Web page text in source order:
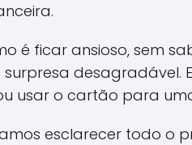
é ficar ansioso, sem
desagradável.
usar o cartão para
esclarecer todo o